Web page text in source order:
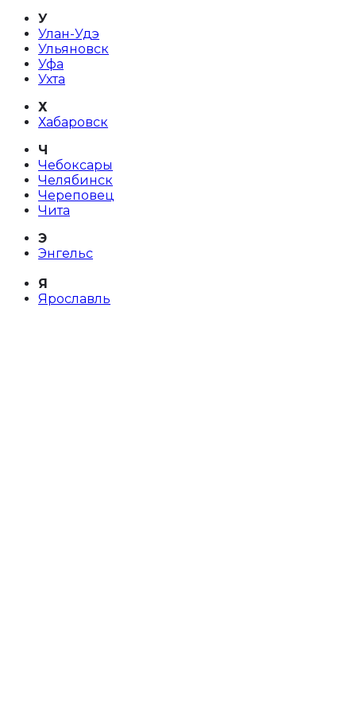
У
Улан-Удэ
Ульяновск
Уфа
Ухта
Х
Хабаровск
Ч
Чебоксары
Челябинск
Череповец
Чита
Э
Энгельс
Я
Ярославль